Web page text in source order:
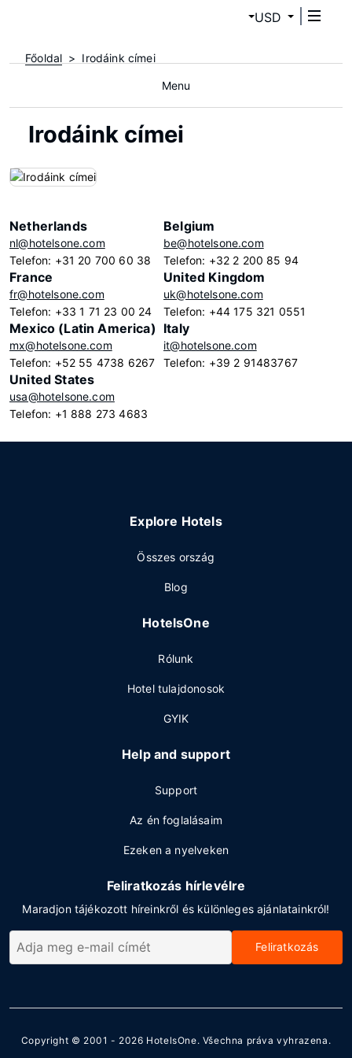
USD
Főoldal Irodáink címei
Menu
Irodáink címei
Netherlands
nl@hotelsone.com
Telefon: +31 20 700 60 38
Belgium
be@hotelsone.com
Telefon: +32 2 200 85 94
France
fr@hotelsone.com
Telefon: +33 1 71 23 00 24
United Kingdom
uk@hotelsone.com
Telefon: +44 175 321 0551
Mexico (Latin America)
mx@hotelsone.com
Telefon: +52 55 4738 6267
Italy
it@hotelsone.com
Telefon: +39 2 91483767
United States
usa@hotelsone.com
Telefon: +1 888 273 4683
Explore Hotels
Összes ország
Blog
HotelsOne
Rólunk
Hotel tulajdonosok
GYIK
Help and support
Support
Az én foglalásaim
Ezeken a nyelveken
Feliratkozás hírlevélre
Maradjon tájékozott híreinkről és különleges ajánlatainkról!
Feliratkozás
Copyright © 2001 - 2026 HotelsOne. Všechna práva vyhrazena.